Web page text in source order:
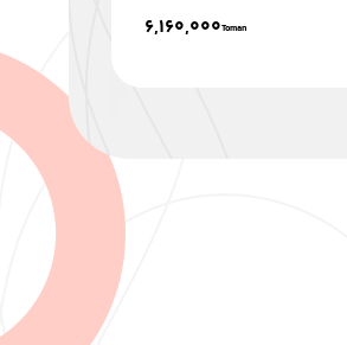
6,160,000Toman